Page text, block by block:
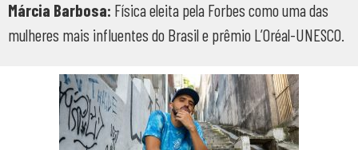
Márcia Barbosa: Física eleita pela Forbes como uma das
mulheres mais influentes do Brasil e prêmio L’Oréal-UNESCO.